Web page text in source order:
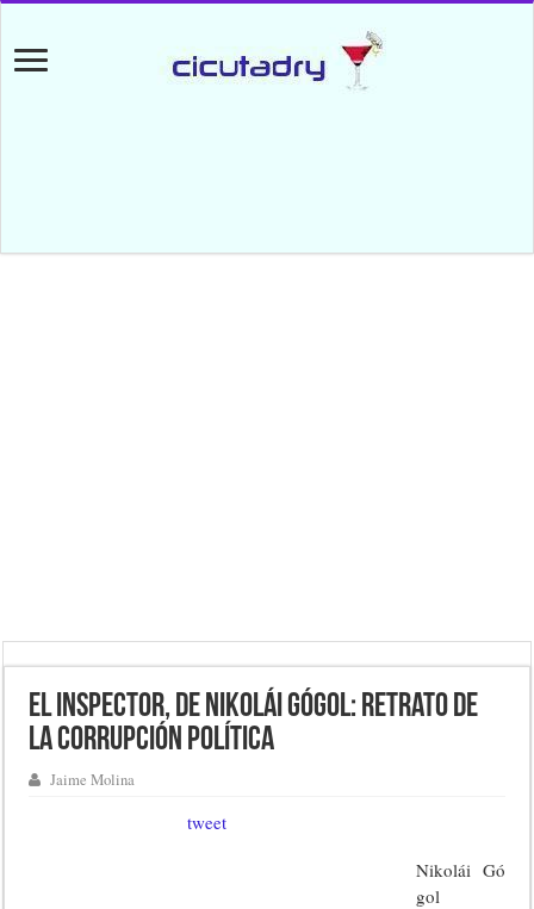
El inspector, de Nikolái Gógol: retrato de
la corrupción política
Jaime Molina
tweet
Nikolái Gó
gol